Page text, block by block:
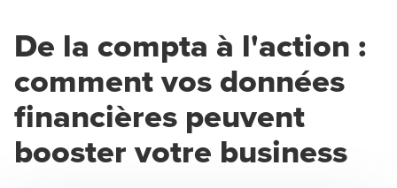
De la compta à l'action :
comment vos données
financières peuvent
booster votre business